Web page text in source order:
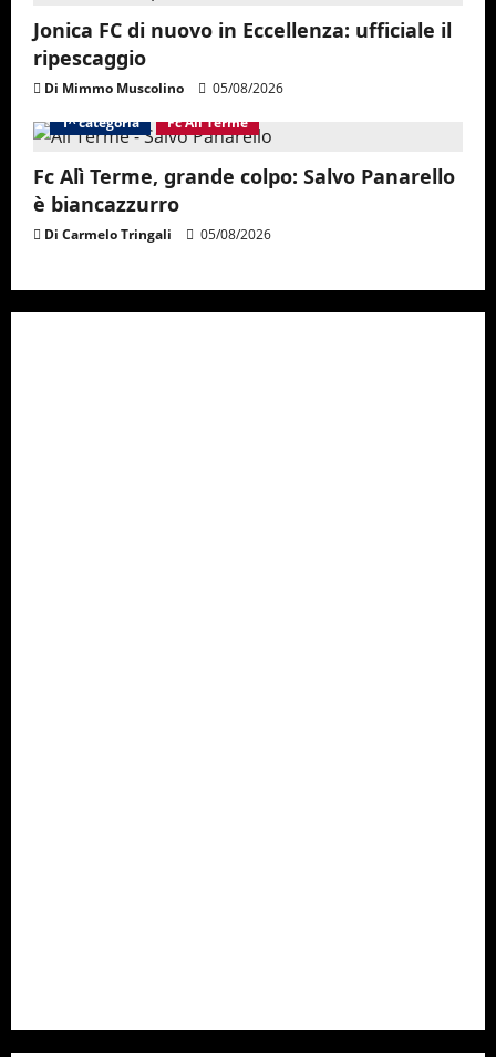
Jonica FC di nuovo in Eccellenza: ufficiale il
ripescaggio
Di Mimmo Muscolino
05/08/2026
1^ categoria
Fc Alì Terme
Fc Alì Terme, grande colpo: Salvo Panarello
è biancazzurro
Di Carmelo Tringali 05/08/2026